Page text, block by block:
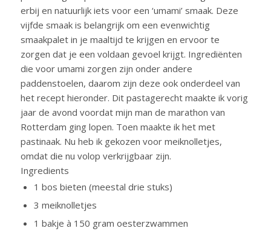
erbij en natuurlijk iets voor een ‘umami’ smaak. Deze
vijfde smaak is belangrijk om een evenwichtig
smaakpalet in je maaltijd te krijgen en ervoor te
zorgen dat je een voldaan gevoel krijgt. Ingrediënten
die voor umami zorgen zijn onder andere
paddenstoelen, daarom zijn deze ook onderdeel van
het recept hieronder. Dit pastagerecht maakte ik vorig
jaar de avond voordat mijn man de marathon van
Rotterdam ging lopen. Toen maakte ik het met
pastinaak. Nu heb ik gekozen voor meiknolletjes,
omdat die nu volop verkrijgbaar zijn.
Ingredients
1 bos bieten (meestal drie stuks)
3 meiknolletjes
1 bakje à 150 gram oesterzwammen